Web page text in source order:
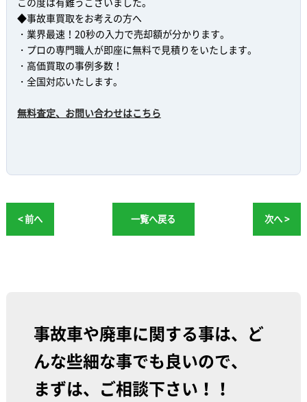
◆事故車買取をお考えの方へ
・業界最速！20秒の入力で売却額が分かります。
・プロの専門職人が即座に無料で見積りをいたします。
・高価買取の事例多数！
・全国対応いたします。
無料査定、お問い合わせはこちら
< 前へ 一覧へ戻る 次へ >
事故車や廃車に関する事は、ど
んな些細な事でも良いので、
まずは、ご相談下さい！！